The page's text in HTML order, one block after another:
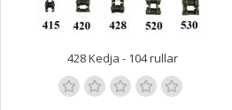
428 Kedja - 104 rullar